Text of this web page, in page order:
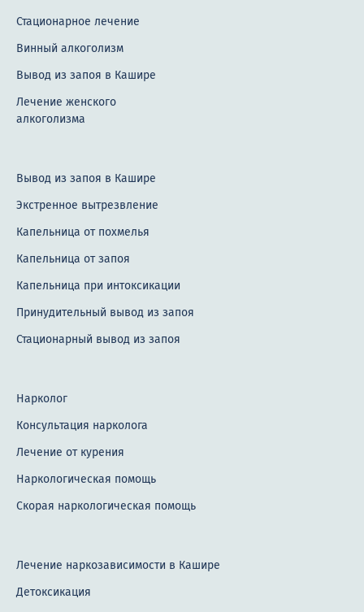
Стационарное лечение
Винный алкоголизм
Вывод из запоя в Кашире
Лечение женского
алкоголизма
Вывод из запоя в Кашире
Экстренное вытрезвление
Капельница от похмелья
Капельница от запоя
Капельница при интоксикации
Принудительный вывод из запоя
Стационарный вывод из запоя
Нарколог
Консультация нарколога
Лечение от курения
Наркологическая помощь
Скорая наркологическая помощь
Лечение наркозависимости в Кашире
Детоксикация